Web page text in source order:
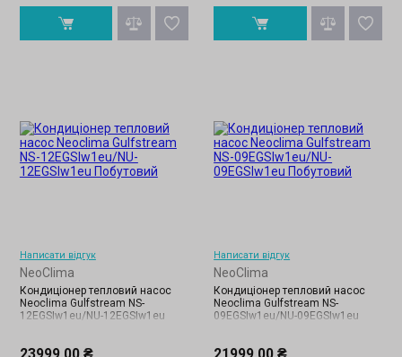
Написати відгук
NeoClima
Кондиціонер тепловий насос
Neoclima Gulfstream NS-
12EGSIw1eu/NU-12EGSIw1eu
23999.00 ₴
Написати відгук
NeoClima
Кондиціонер тепловий насос
Neoclima Gulfstream NS-
09EGSIw1eu/NU-09EGSIw1eu
21999.00 ₴